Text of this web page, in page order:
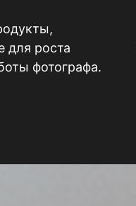
для роста
фотографа.